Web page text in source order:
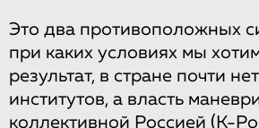
Это два противоположных
при каких условиях мы
результат, в стране почти
институтов, а власть
коллективной Россией (К-